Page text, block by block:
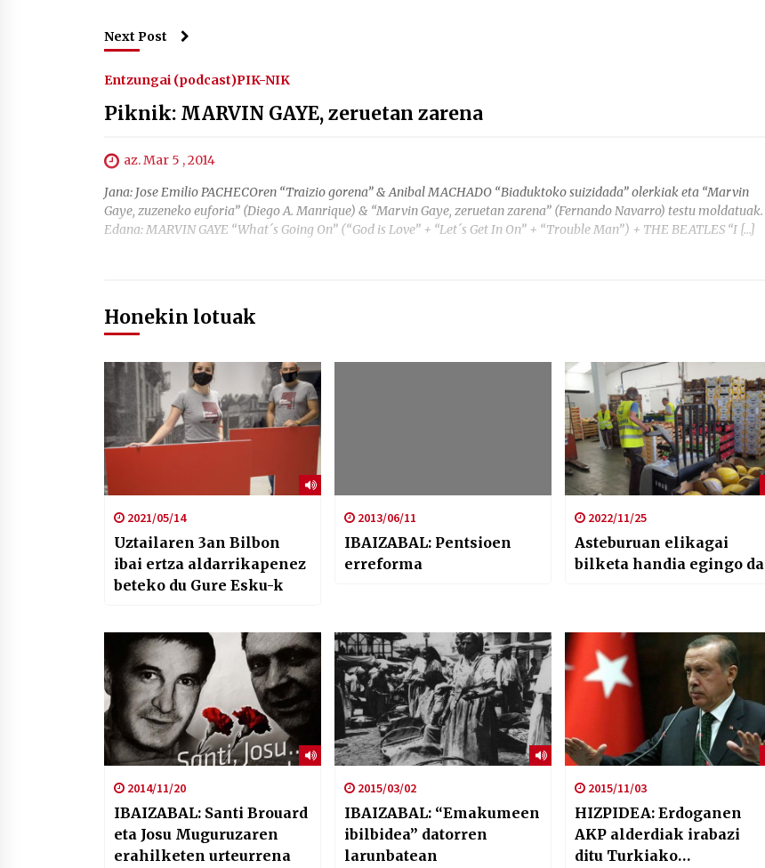
Next Post
Entzungai (podcast)PIK-NIK
Piknik: MARVIN GAYE, zeruetan zarena
az. Mar 5 , 2014
Jana: Jose Emilio PACHECOren “Traizio gorena” & Anibal MACHADO “Biaduktoko suizidada” olerkiak eta “Marvin
Gaye, zuzeneko euforia” (Diego A. Manrique) & “Marvin Gaye, zeruetan zarena” (Fernando Navarro) testu moldatuak.
Edana: MARVIN GAYE “What´s Going On” (“God is Love” + “Let´s Get In On” + “Trouble Man”) + THE BEATLES “I […]
Honekin lotuak
2021/05/14
Uztailaren 3an Bilbon
ibai ertza aldarrikapenez
beteko du Gure Esku-k
2013/06/11
IBAIZABAL: Pentsioen
erreforma
2022/11/25
Asteburuan elikagai
bilketa handia egingo da
2014/11/20
IBAIZABAL: Santi Brouard
eta Josu Muguruzaren
erahilketen urteurrena
2015/03/02
IBAIZABAL: “Emakumeen
ibilbidea” datorren
larunbatean
2015/11/03
HIZPIDEA: Erdoganen
AKP alderdiak irabazi
ditu Turkiako